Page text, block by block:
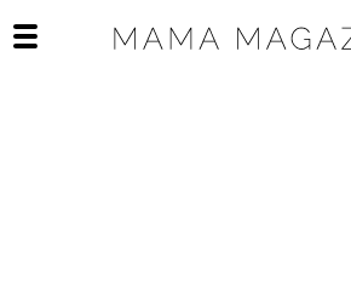
Open het mobiele menu